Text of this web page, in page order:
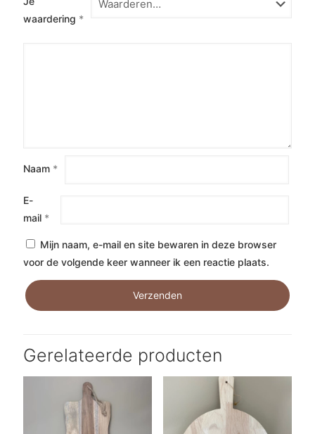
waardering *
Naam *
E-
mail *
Mijn naam, e-mail en site bewaren in deze browser
voor de volgende keer wanneer ik een reactie plaats.
Gerelateerde producten